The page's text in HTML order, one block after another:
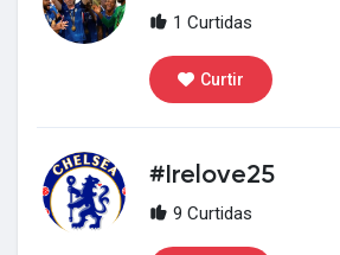
Encontrar Páginas
Páginas Curtidas
Popular Posts
1 Curtidas
Curtir
#Irelove25
9 Curtidas